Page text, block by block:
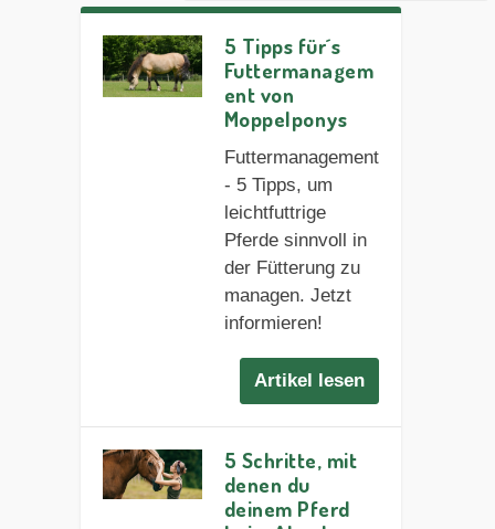
5 Tipps für´s
Futtermanagem
ent von
Moppelponys
Futtermanagement
- 5 Tipps, um
leichtfuttrige
Pferde sinnvoll in
der Fütterung zu
managen. Jetzt
informieren!
Artikel lesen
5 Schritte, mit
denen du
deinem Pferd